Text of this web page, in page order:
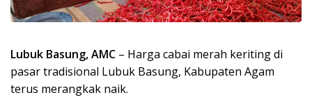
Lubuk Basung, AMC – Harga cabai merah keriting di
pasar tradisional Lubuk Basung, Kabupaten Agam
terus merangkak naik.